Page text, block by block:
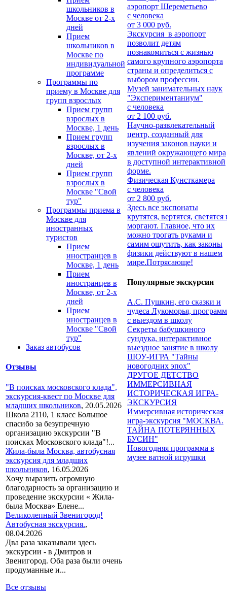
школьников в
Москве от 2-х
дней
Прием
школьников в
Москве по
индивидуальной
программе
Программы по
приему в Москве для
групп взрослых
Прием групп
взрослых в
Москве, 1 день
Прием групп
взрослых в
Москве, от 2-х
дней
Прием групп
взрослых в
Москве "Свой
тур"
Программы приема в
Москве для
иностранных
туристов
Прием
иностранцев в
Москве, 1 день
Прием
иностранцев в
Москве, от 2-х
дней
Прием
иностранцев в
Москве "Свой
тур"
Заказ автобусов
Отзывы
"В поисках московского клада",
экскурсия-квест по Москве для
младших школьников, 20.05.2026
Школа 2110, 1 класс Большое
спасибо за безупречную
организацию экскурсии "В
поисках Московского клада"!...
Жила-была Москва, автобусная
экскурсия для младших
школьников, 16.05.2026
Хочу выразить огромную
благодарность за организацию и
проведение экскурсии « Жила-
была Москва» Елене...
Великолепный Звенигород!
Автобусная экскурсия.,
08.04.2026
Два раза заказывали здесь
экскурсии - в Дмитров и
Звенигород. Оба раза были очень
продуманные и...
Все отзывы
аэропорт Шереметьево
с человека
от 3 000 руб.
Экскурсия в аэропорт
позволит детям
познакомиться с жизнью
самого крупного аэропорта
страны и определиться с
выбором профессии.
Музей занимательных наук
"Экспериментаниум"
с человека
от 2 100 руб.
Научно-развлекательный
центр, созданный для
изучения законов науки и
явлений окружающего мира
в доступной интерактивной
форме.
Физическая Кунсткамера
с человека
от 2 800 руб.
Здесь все экспонаты
крутятся, вертятся, светятся
моргают. Главное, что их
можно трогать руками и
самим ощутить, как законы
физики действуют в нашем
мире.Потрясающе!
Популярные экскурсии
А.С. Пушкин, его сказки и
чудеса Лукоморья,
с выездом в школу
Секреты бабушкиного
сундука, интерактивное
выездное занятие в школу
ШОУ-ИГРА "Тайны
новогодних эпох"
ДРУГОЕ ДЕТСТВО
ИММЕРСИВНАЯ
ИСТОРИЧЕСКАЯ ИГРА-
ЭКСКУРСИЯ
Иммерсивная историческая
игра-экскурсия "МОСКВА.
ТАЙНА ПОТЕРЯННЫХ
БУСИН"
Новогодняя программа в
музее ватной игрушки